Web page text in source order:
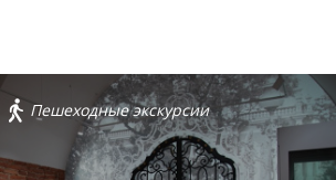
Пешеходные экскурсии